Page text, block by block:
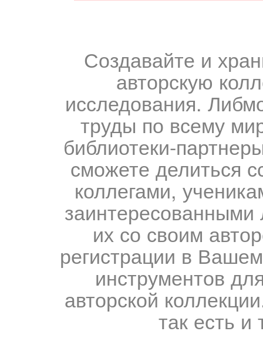
Создавайте и
авторскую
исследования.
труды по всему
библиотеки-
сможете делиться
коллегами,
их со своим
регистрации в
инструментов
авторской
так есть и